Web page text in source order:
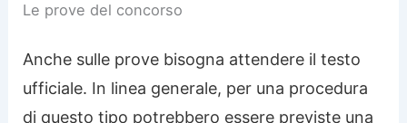
Le prove del concorso
Anche sulle prove bisogna attendere il testo
ufficiale. In linea generale, per una procedura
di questo tipo potrebbero essere previste una